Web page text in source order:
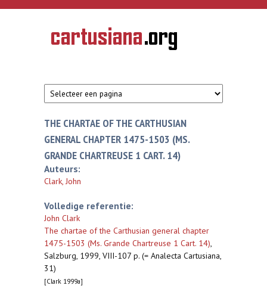
Overslaan en naar de inhoud gaan
CARTUSIANA
Geschiedenis
van de
THE CHARTAE OF THE CARTHUSIAN
GENERAL CHAPTER 1475-1503 (MS.
GRANDE CHARTREUSE 1 CART. 14)
Auteurs:
Clark, John
Volledige referentie:
John Clark
The chartae of the Carthusian general chapter
1475-1503 (Ms. Grande Chartreuse 1 Cart. 14),
Salzburg, 1999, VIII-107 p. (= Analecta Cartusiana,
31)
[Clark 1999a]